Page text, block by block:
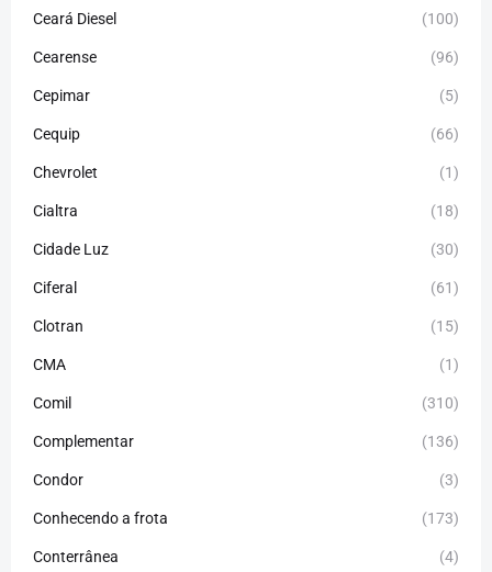
Ceará Diesel (100)
Cearense (96)
Cepimar (5)
Cequip (66)
Chevrolet (1)
Cialtra (18)
Cidade Luz (30)
Ciferal (61)
Clotran (15)
CMA (1)
Comil (310)
Complementar (136)
Condor (3)
Conhecendo a frota (173)
Conterrânea (4)